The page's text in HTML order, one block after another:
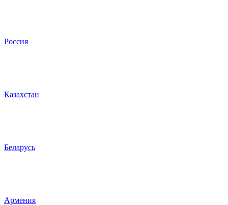
Россия
Казахстан
Беларусь
Армения